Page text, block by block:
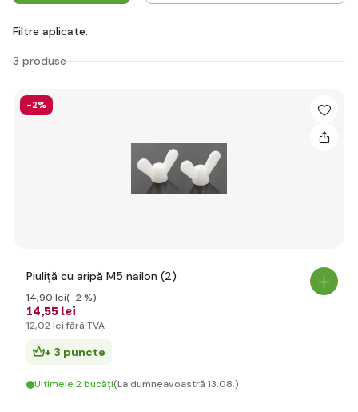
Filtre aplicate:
3 produse
-2%
Piuliță cu aripă M5 nailon (2)
14,55 lei
14,90 lei(-2 %)
12,02 lei fără TVA
+ 3 puncte
Ultimele 2 bucăți(La dumneavoastră 13.08.)